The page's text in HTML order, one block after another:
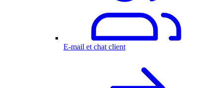
E-mail et chat client